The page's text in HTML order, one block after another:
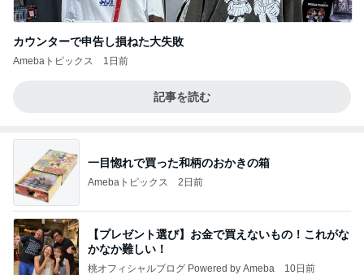
カウンターで申告し損ねた大失敗
Amebaトピックス 1日前
記事を読む
一目惚れで買った和柄のおかきの箱
Amebaトピックス 2日前
【プレゼント選び】お金で買えないもの！これがな
かなか難しい！
桃オフィシャルブログ Powered by Ameba 10日前